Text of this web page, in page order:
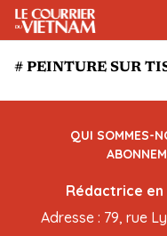
# PEINTURE SUR
QUI SOMMES-
Rédactrice en
Adresse : 79, rue